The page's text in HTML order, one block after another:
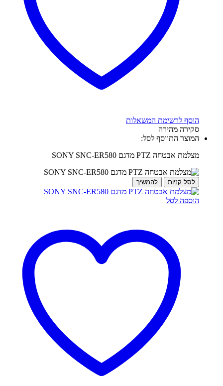
הוסף לרשימת המשאלות
סקירה מהירה
המוצר התווסף לסל:
מצלמת אבטחה PTZ מדגם SONY SNC-ER580
לסל קניות להמשיך
הוספה לסל